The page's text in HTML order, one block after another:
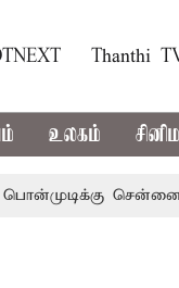
Thanthi
உலகம்
சென்னை